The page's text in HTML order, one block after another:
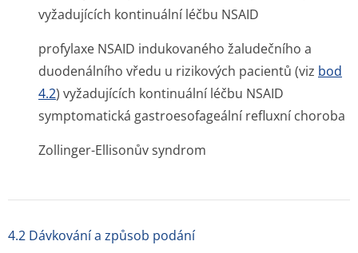
vyžadujících kontinuální léčbu NSAID
profylaxe NSAID indukovaného žaludečního a
duodenálního vředu u rizikových pacientů (viz bod
4.2) vyžadujících kontinuální léčbu NSAID
symptomatická gastroesofageální refluxní choroba
Zollinger-Ellisonův syndrom
4.2 Dávkování a způsob podání